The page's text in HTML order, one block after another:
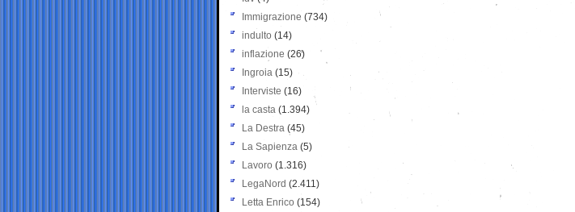
Immigrazione (734)
indulto (14)
inflazione (26)
Ingroia (15)
Interviste (16)
la casta (1.394)
La Destra (45)
La Sapienza (5)
Lavoro (1.316)
LegaNord (2.411)
Letta Enrico (154)